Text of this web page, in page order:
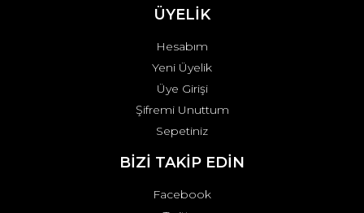
ÜYELİK
Hesabım
Yeni Üyelik
Üye Girişi
Şifremi Unuttum
Sepetiniz
BİZİ TAKİP EDİN
Facebook